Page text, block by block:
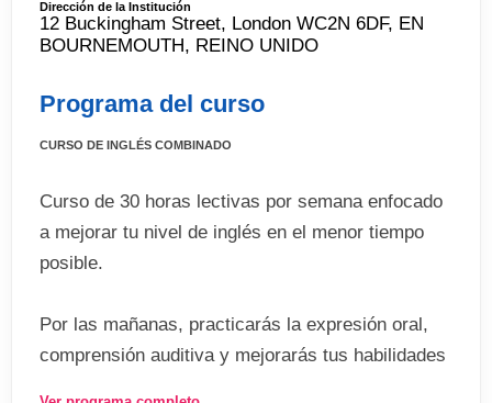
Dirección de la Institución
12 Buckingham Street, London WC2N 6DF, EN
BOURNEMOUTH, REINO UNIDO
Programa del curso
CURSO DE INGLÉS COMBINADO
Curso de 30 horas lectivas por semana enfocado
a mejorar tu nivel de inglés en el menor tiempo
posible.
Por las mañanas, practicarás la expresión oral,
comprensión auditiva y mejorarás tus habilidades